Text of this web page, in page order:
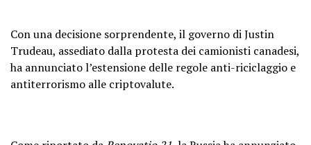
Con una decisione sorprendente, il governo di Justin
Trudeau, assediato dalla protesta dei camionisti canadesi,
ha annunciato l’estensione delle regole anti-riciclaggio e
antiterrorismo alle criptovalute.